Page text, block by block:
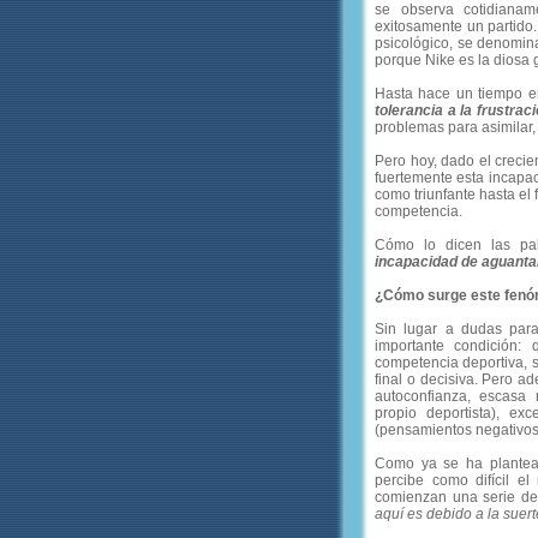
se observa
exitosamente un
psicológico, se
porque Nike es la diosa
Hasta hace un tiempo
tolerancia a la
problemas para
Pero hoy, dado el
fuertemente esta
como triunfante hasta el
competencia.
Cómo lo dicen las
incapacidad de
¿Cómo surge este
Sin lugar a dudas
importante
competencia deportiva,
final o decisiva. Pero
autoconfianza,
propio deportista),
(pensamientos
Como ya se ha
percibe como difícil el
comienzan una serie
aquí es debido a la